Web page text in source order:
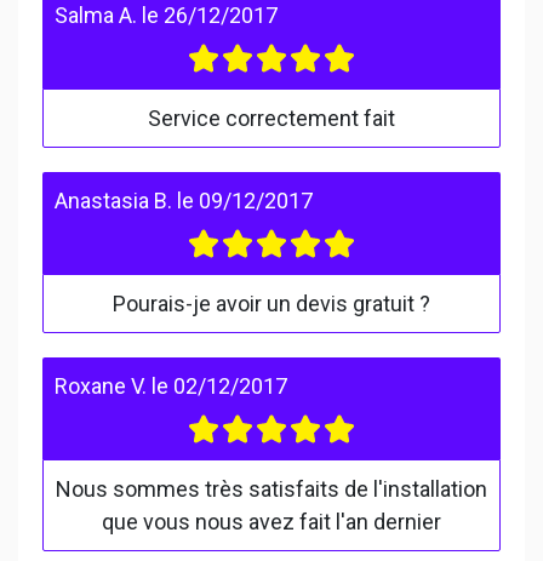
Salma A. le 26/12/2017
Service correctement fait
Anastasia B. le 09/12/2017
Pourais-je avoir un devis gratuit ?
Roxane V. le 02/12/2017
Nous sommes très satisfaits de l'installation
que vous nous avez fait l'an dernier